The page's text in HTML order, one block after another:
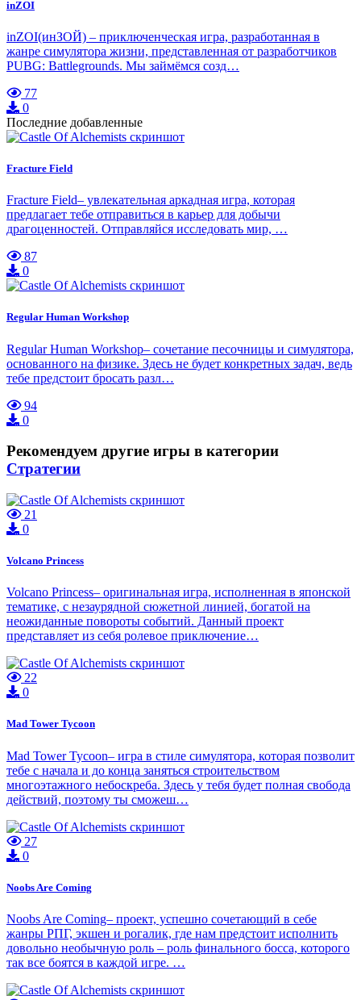
inZOI
inZOI(инЗОЙ) – приключенческая игра, разработанная в
жанре симулятора жизни, представленная от разработчиков
PUBG: Battlegrounds. Мы займёмся созд…
77
0
Последние добавленные
Fracture Field
Fracture Field– увлекательная аркадная игра, которая
предлагает тебе отправиться в карьер для добычи
драгоценностей. Отправляйся исследовать мир, …
87
0
Regular Human Workshop
Regular Human Workshop– сочетание песочницы и симулятора,
основанного на физике. Здесь не будет конкретных задач, ведь
тебе предстоит бросать разл…
94
0
Рекомендуем другие игры в категории
Стратегии
21
0
Volcano Princess
Volcano Princess– оригинальная игра, исполненная в японской
тематике, с незаурядной сюжетной линией, богатой на
неожиданные повороты событий. Данный проект
представляет из себя ролевое приключение…
22
0
Mad Tower Tycoon
Mad Tower Tycoon– игра в стиле симулятора, которая позволит
тебе с начала и до конца заняться строительством
многоэтажного небоскреба. Здесь у тебя будет полная свобода
действий, поэтому ты сможеш…
27
0
Noobs Are Coming
Noobs Are Coming– проект, успешно сочетающий в себе
жанры РПГ, экшен и рогалик, где нам предстоит исполнить
довольно необычную роль – роль финального босса, которого
так все боятся в каждой игре. …